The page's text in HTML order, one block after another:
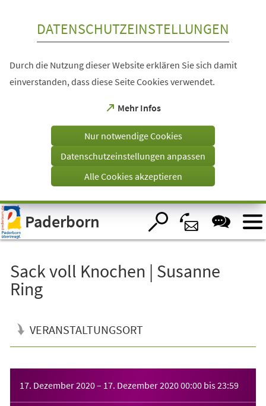
Visuelle
Assistenzsoftware
öffnen.
DATENSCHUTZEINSTELLUNGEN
Durch die Nutzung dieser Website erklären Sie sich damit
einverstanden, dass diese Seite Cookies verwendet.
Mehr Infos
(Öffnet
einem
Tab)
Nur notwendige Cookies
Datenschutzeinstellungen anpassen
Alle Cookies akzeptieren
Paderborn
Sack voll Knochen | Susanne
Ring
VERANSTALTUNGSORT
17. Dezember 2020– 17. Dezember 202000:00 bis23:59